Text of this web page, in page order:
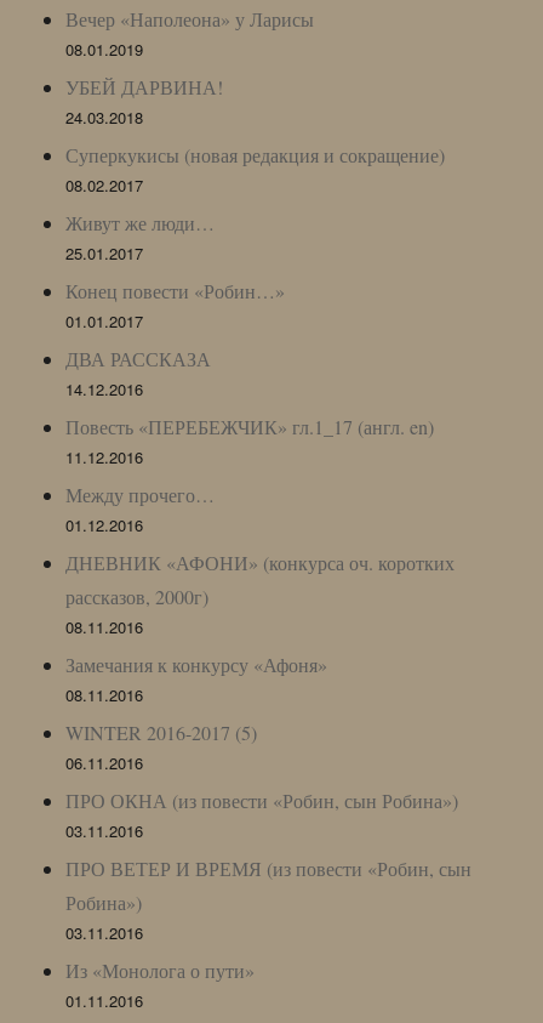
Вечер «Наполеона» у Ларисы
08.01.2019
УБЕЙ ДАРВИНА!
24.03.2018
Суперкукисы (новая редакция и сокращение)
08.02.2017
Живут же люди…
25.01.2017
Конец повести «Робин…»
01.01.2017
ДВА РАССКАЗА
14.12.2016
Повесть «ПЕРЕБЕЖЧИК» гл.1_17 (англ. en)
11.12.2016
Между прочего…
01.12.2016
ДНЕВНИК «АФОНИ» (конкурса оч. коротких
рассказов, 2000г)
08.11.2016
Замечания к конкурсу «Афоня»
08.11.2016
WINTER 2016-2017 (5)
06.11.2016
ПРО ОКНА (из повести «Робин, сын Робина»)
03.11.2016
ПРО ВЕТЕР И ВРЕМЯ (из повести «Робин, сын
Робина»)
03.11.2016
Из «Монолога о пути»
01.11.2016